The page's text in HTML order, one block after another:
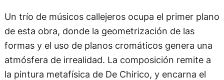
Un trío de músicos callejeros ocupa el primer plano
de esta obra, donde la geometrización de las
formas y el uso de planos cromáticos genera una
atmósfera de irrealidad. La composición remite a
la pintura metafísica de De Chirico, y encarna el